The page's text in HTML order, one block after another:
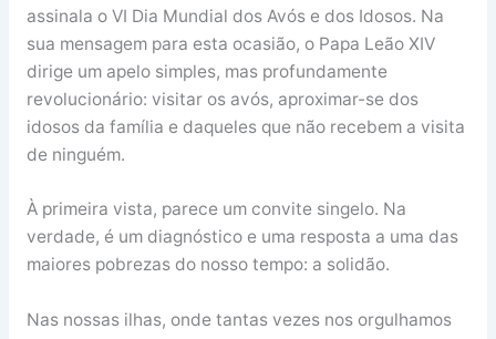
assinala o VI Dia Mundial dos Avós e dos Idosos. Na
sua mensagem para esta ocasião, o Papa Leão XIV
dirige um apelo simples, mas profundamente
revolucionário: visitar os avós, aproximar-se dos
idosos da família e daqueles que não recebem a visita
de ninguém.
À primeira vista, parece um convite singelo. Na
verdade, é um diagnóstico e uma resposta a uma das
maiores pobrezas do nosso tempo: a solidão.
Nas nossas ilhas, onde tantas vezes nos orgulhamos